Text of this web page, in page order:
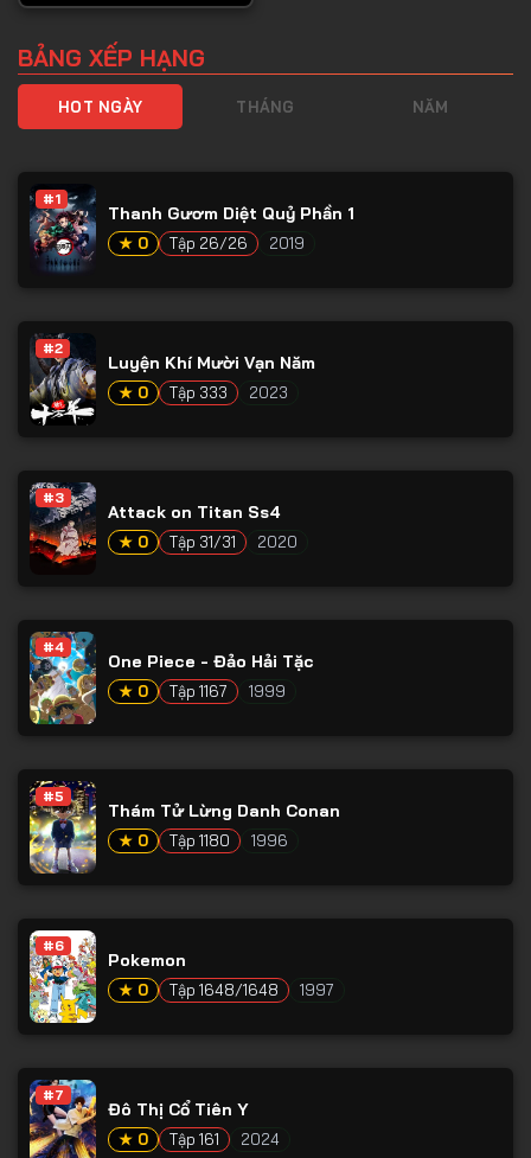
BẢNG XẾP HẠNG
HOT NGÀY THÁNG NĂM
#1
Thanh Gươm Diệt Quỷ Phần 1
★ 0 Tập 26/26 2019
#2
Luyện Khí Mười Vạn Năm
★ 0 Tập 333 2023
#3
Attack on Titan Ss4
★ 0 Tập 31/31 2020
#4
One Piece - Đảo Hải Tặc
★ 0 Tập 1167 1999
#5
Thám Tử Lừng Danh Conan
★ 0 Tập 1180 1996
#6
Pokemon
★ 0 Tập 1648/1648 1997
#7
Đô Thị Cổ Tiên Y
★ 0 Tập 161 2024